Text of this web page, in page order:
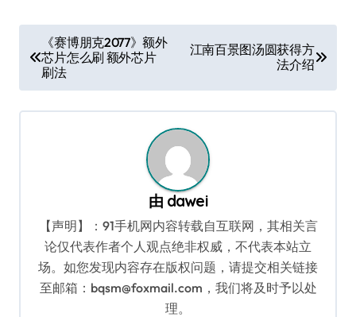
章
导
航
《赛博朋克2077》额外
芯片怎么刷 额外芯片
刷法
江南百景图汤圆获得方
法介绍
由 dawei
【声明】：91手机网内容转载自互联网，其相关言
论仅代表作者个人观点绝非权威，不代表本站立
场。如您发现内容存在版权问题，请提交相关链接
至邮箱：bqsm@foxmail.com，我们将及时予以处
理。